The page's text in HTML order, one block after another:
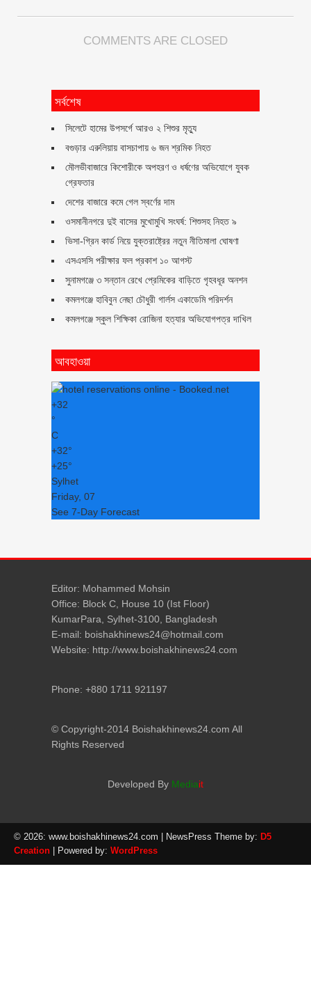
COMMENTS ARE CLOSED
সর্বশেষ
সিলেটে হামের উপসর্গে আরও ২ শিশুর মৃত্যু
বগুড়ার এরুলিয়ায় বাসচাপায় ৬ জন শ্রমিক নিহত
মৌলভীবাজারে কিশোরীকে অপহরণ ও ধর্ষণের অভিযোগে যুবক
গ্রেফতার
দেশের বাজারে কমে গেল স্বর্ণের দাম
ওসমানীনগরে দুই বাসের মুখোমুখি সংঘর্ষ: শিশুসহ নিহত ৯
ভিসা-গ্রিন কার্ড নিয়ে যুক্তরাষ্ট্রের নতুন নীতিমালা ঘোষণা
এসএসসি পরীক্ষার ফল প্রকাশ ১০ আগস্ট
সুনামগঞ্জে ৩ সন্তান রেখে প্রেমিকের বাড়িতে গৃহবধূর অনশন
কমলগঞ্জে হাবিবুন নেছা চৌধুরী গার্লস একাডেমি পরিদর্শন
কমলগঞ্জে স্কুল শিক্ষিকা রোজিনা হত্যার অভিযোগপত্র দাখিল
আবহাওয়া
+32
°
C
+32°
+25°
Sylhet
Friday, 07
See 7-Day Forecast
Editor: Mohammed Mohsin
Office: Block C, House 10 (Ist Floor)
KumarPara, Sylhet-3100, Bangladesh
E-mail: boishakhinews24@hotmail.com
Website: http://www.boishakhinews24.com
Phone: +880 1711 921197
© Copyright-2014 Boishakhinews24.com All
Rights Reserved
Developed By Mediait
© 2026: www.boishakhinews24.com | NewsPress Theme by: D5
Creation | Powered by: WordPress